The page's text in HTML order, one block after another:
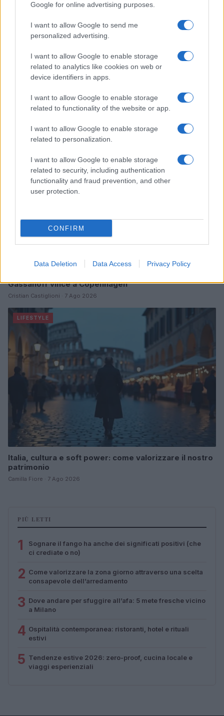
Google for online advertising purposes.
I want to allow Google to send me
personalized advertising.
I want to allow Google to enable storage
related to analytics like cookies on web or
device identifiers in apps.
I want to allow Google to enable storage
related to functionality of the website or app.
I want to allow Google to enable storage
related to personalization.
I want to allow Google to enable storage
related to security, including authentication
functionality and fraud prevention, and other
user protection.
CONFIRM
Data Deletion Data Access Privacy Policy
Scopri Rocca San Giovanni, il borgo abruzzese tra
mare e storia
Cristian Castiglioni · 8 Ago 2026
Gassanoff vince a Copenhagen
Cristian Castiglioni · 7 Ago 2026
LIFESTYLE
Italia, cultura e soft power: come valorizzare il nostro
patrimonio
Camilla Fiore · 7 Ago 2026
PIÙ LETTI
1
Sognare il fango ha anche dei significati positivi (che
ci crediate o no)
2 Come valorizzare la zona giorno attraverso una scelta
consapevole dell’arredamento
3 Dove andare per sfuggire all’afa: 5 mete fresche vicino
a Milano
4 Ospitalità contemporanea: ristoranti, hotel e rituali
estivi
5 Tendenze estive 2026: zero-proof, cucina locale e
viaggi esperienziali